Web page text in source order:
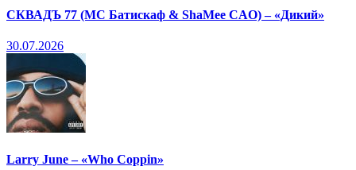
СКВАДЪ 77 (МС Батискаф & ShaMee CAO) – «Дикий»
30.07.2026
Larry June – «Who Coppin»